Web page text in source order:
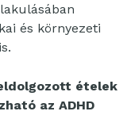
és környezeti
ételek
az ADHD